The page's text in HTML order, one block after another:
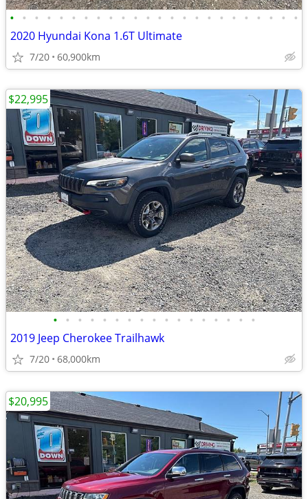
• • • • • • • • • • • • • • • • • • • • • • • •
2020 Hyundai Kona 1.6T Ultimate
7/20 60,900km
• • • • • • • • • • • • • • • • •
2019 Jeep Cherokee Trailhawk
7/20 68,000km
$22,995
$20,995